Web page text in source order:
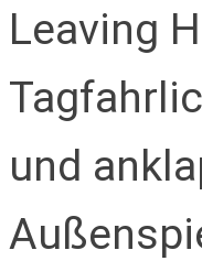
Leaving
und